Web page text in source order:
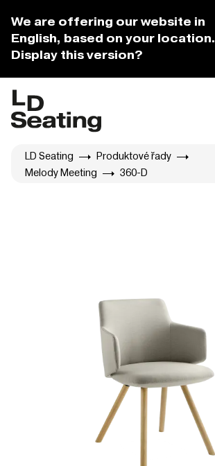
We are offering our website in
English, based on your location.
Display this version?
LD Seating
Produktové řady
Melody Meeting
360-D